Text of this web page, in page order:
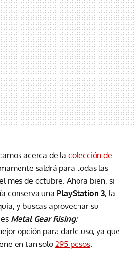
acerca de la colección de
saldrá para todas las
mes de octubre. Ahora bien, si
conserva una PlayStation 3, la
y buscas aprovechar su
Metal Gear Rising:
opción para darle uso, ya que
en tan solo 295 pesos.